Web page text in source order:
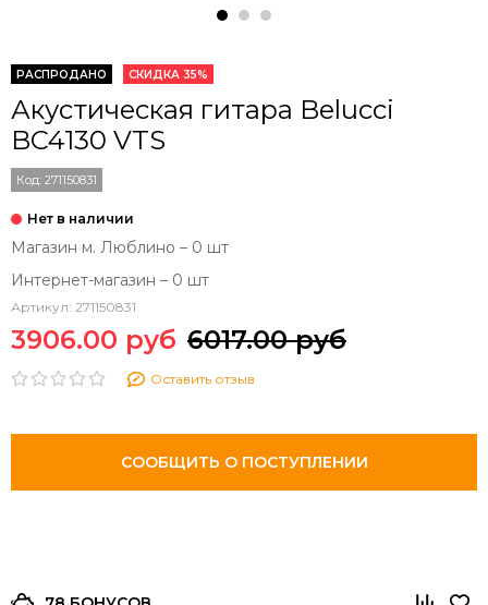
РАСПРОДАНО СКИДКА 35%
Акустическая гитара Belucci
BC4130 VTS
Код: 271150831
Магазин м. Люблино – 0 шт
Интернет-магазин – 0 шт
Артикул: 271150831
3906.00 руб 6017.00 руб
Оставить отзыв
СООБЩИТЬ О ПОСТУПЛЕНИИ